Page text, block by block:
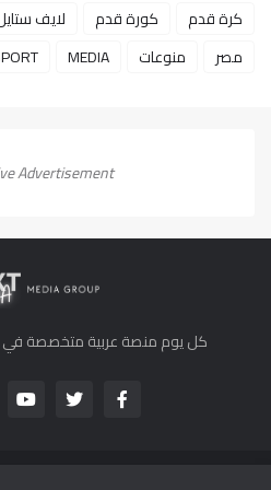
كرة قدم كورة قدم لايف
مصر
منوعات MEDIA
Advertisement
كل يوم منصة عربية متخصصة في